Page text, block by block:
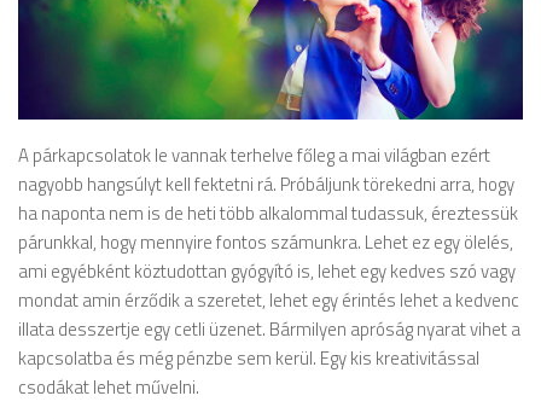
A párkapcsolatok le vannak terhelve főleg a mai világban ezért
nagyobb hangsúlyt kell fektetni rá. Próbáljunk törekedni arra, hogy
ha naponta nem is de heti több alkalommal tudassuk, éreztessük
párunkkal, hogy mennyire fontos számunkra. Lehet ez egy ölelés,
ami egyébként köztudottan gyógyító is, lehet egy kedves szó vagy
mondat amin érződik a szeretet, lehet egy érintés lehet a kedvenc
illata desszertje egy cetli üzenet. Bármilyen apróság nyarat vihet a
kapcsolatba és még pénzbe sem kerül. Egy kis kreativitással
csodákat lehet művelni.